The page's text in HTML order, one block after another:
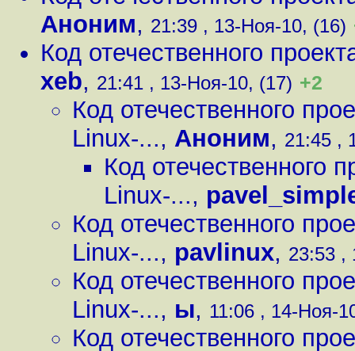
Аноним, 21:39 , 13-Ноя-10, (16)
Код отечественного
xeb, 21:41 , 13-Ноя-10, (17) +2
Код отечественного
Linux-..., Аноним, 21:45 ,
Код отечественного
Linux-...,
Код отечественного
Linux-..., pavlinux, 23:53 ,
Код отечественного
Linux-..., ы, 11:06 , 14-Ноя-
Код отечественного